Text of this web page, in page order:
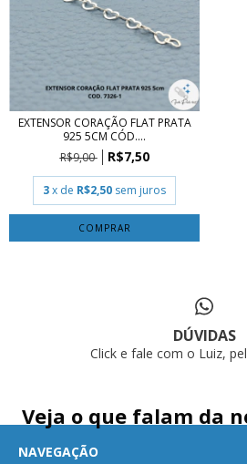
EXTENSOR CORAÇÃO FLAT PRATA
925 5CM CÓD....
R$9,00
R$7,50
3x de R$2,50 sem juros
DÚVIDAS
Click e fale com o Luiz,
Veja o que falam da
NAVEGAÇÃO